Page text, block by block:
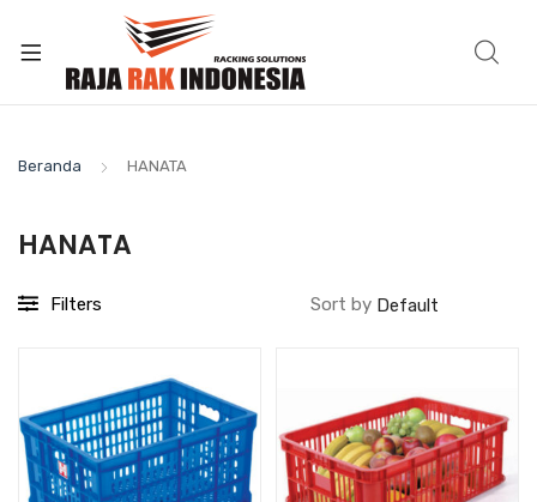
Beranda HANATA
HANATA
Filters Sort by